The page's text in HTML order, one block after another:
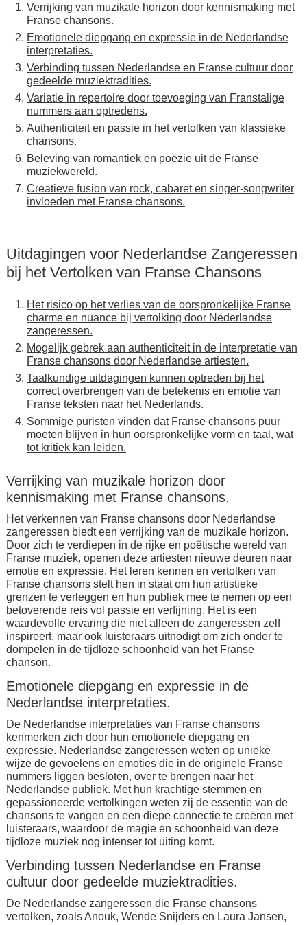
Verrijking van muzikale horizon door kennismaking met
Franse chansons.
Emotionele diepgang en expressie in de Nederlandse
interpretaties.
Verbinding tussen Nederlandse en Franse cultuur door
gedeelde muziektradities.
Variatie in repertoire door toevoeging van Franstalige
nummers aan optredens.
Authenticiteit en passie in het vertolken van klassieke
chansons.
Beleving van romantiek en poëzie uit de Franse
muziekwereld.
Creatieve fusion van rock, cabaret en singer-songwriter
invloeden met Franse chansons.
Uitdagingen voor Nederlandse Zangeressen
bij het Vertolken van Franse Chansons
Het risico op het verlies van de oorspronkelijke Franse
charme en nuance bij vertolking door Nederlandse
zangeressen.
Mogelijk gebrek aan authenticiteit in de interpretatie van
Franse chansons door Nederlandse artiesten.
Taalkundige uitdagingen kunnen optreden bij het
correct overbrengen van de betekenis en emotie van
Franse teksten naar het Nederlands.
Sommige puristen vinden dat Franse chansons puur
moeten blijven in hun oorspronkelijke vorm en taal, wat
tot kritiek kan leiden.
Verrijking van muzikale horizon door
kennismaking met Franse chansons.
Het verkennen van Franse chansons door Nederlandse
zangeressen biedt een verrijking van de muzikale horizon.
Door zich te verdiepen in de rijke en poëtische wereld van
Franse muziek, openen deze artiesten nieuwe deuren naar
emotie en expressie. Het leren kennen en vertolken van
Franse chansons stelt hen in staat om hun artistieke
grenzen te verleggen en hun publiek mee te nemen op een
betoverende reis vol passie en verfijning. Het is een
waardevolle ervaring die niet alleen de zangeressen zelf
inspireert, maar ook luisteraars uitnodigt om zich onder te
dompelen in de tijdloze schoonheid van het Franse
chanson.
Emotionele diepgang en expressie in de
Nederlandse interpretaties.
De Nederlandse interpretaties van Franse chansons
kenmerken zich door hun emotionele diepgang en
expressie. Nederlandse zangeressen weten op unieke
wijze de gevoelens en emoties die in de originele Franse
nummers liggen besloten, over te brengen naar het
Nederlandse publiek. Met hun krachtige stemmen en
gepassioneerde vertolkingen weten zij de essentie van de
chansons te vangen en een diepe connectie te creëren met
luisteraars, waardoor de magie en schoonheid van deze
tijdloze muziek nog intenser tot uiting komt.
Verbinding tussen Nederlandse en Franse
cultuur door gedeelde muziektradities.
De Nederlandse zangeressen die Franse chansons
vertolken, zoals Anouk, Wende Snijders en Laura Jansen,